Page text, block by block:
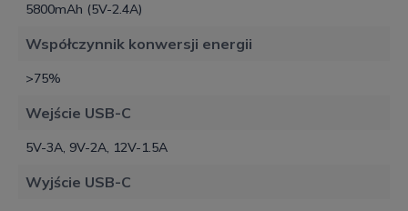
5800mAh (5V-2.4A)
Współczynnik konwersji energii
>75%
Wejście USB-C
5V-3A, 9V-2A, 12V-1.5A
Wyjście USB-C